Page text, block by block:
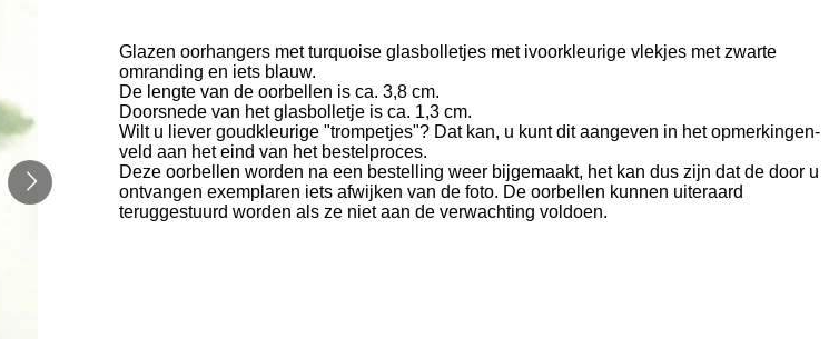
Glazen oorhangers met turquoise glasbolletjes met ivoorkleurige vlekjes met zwarte
omranding en iets blauw.
De lengte van de oorbellen is ca. 3,8 cm.
Doorsnede van het glasbolletje is ca. 1,3 cm.
Wilt u liever goudkleurige "trompetjes"? Dat kan, u kunt dit aangeven in het opmerkingen-
veld aan het eind van het bestelproces.
Deze oorbellen worden na een bestelling weer bijgemaakt, het kan dus zijn dat de door u
ontvangen exemplaren iets afwijken van de foto. De oorbellen kunnen uiteraard
teruggestuurd worden als ze niet aan de verwachting voldoen.